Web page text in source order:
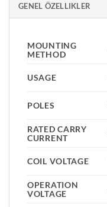
GENEL ÖZELLIKLER
MOUNTING
METHOD
USAGE
POLES
RATED CARRY
CURRENT
COIL VOLTAGE
OPERATION
VOLTAGE